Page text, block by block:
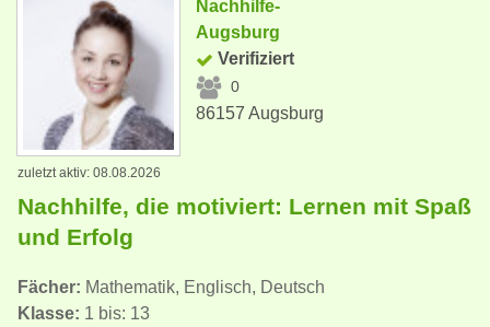
Nachhilfe-
Augsburg
Verifiziert
0
86157 Augsburg
zuletzt aktiv: 08.08.2026
Nachhilfe, die motiviert: Lernen mit Spaß
und Erfolg
Fächer: Mathematik, Englisch, Deutsch
Klasse: 1 bis: 13